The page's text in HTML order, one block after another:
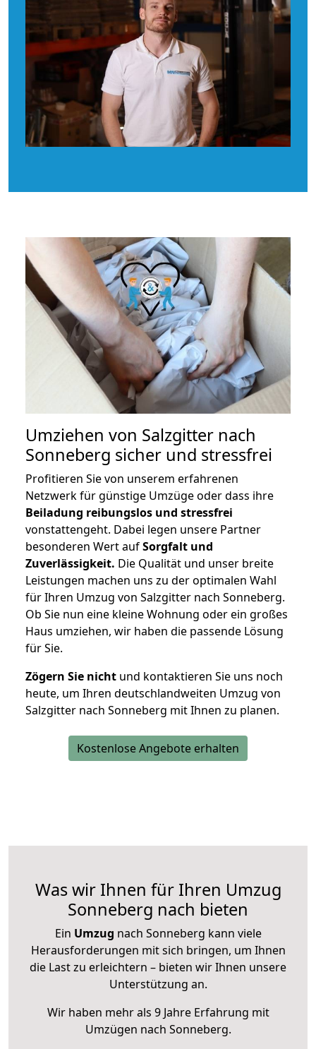
Umziehen von Salzgitter nach
Sonneberg sicher und stressfrei
Profitieren Sie von unserem erfahrenen
Netzwerk für günstige Umzüge oder dass ihre
Beiladung reibungslos und stressfrei
vonstattengeht. Dabei legen unsere Partner
besonderen Wert aufSorgfalt und
Zuverlässigkeit. Die Qualität und unser breite
Leistungen machen uns zu der optimalen Wahl
für Ihren Umzug von Salzgitter nach Sonneberg.
Ob Sie nun eine kleine Wohnung oder ein großes
Haus umziehen, wir haben die passende Lösung
für Sie.
Zögern Sie nicht und kontaktieren Sie uns noch
heute, um Ihren deutschlandweiten Umzug von
Salzgitter nach Sonneberg mit Ihnen zu planen.
Kostenlose Angebote erhalten
Was wir Ihnen für Ihren Umzug
Sonneberg nach bieten
Ein Umzug nach Sonneberg kann viele
Herausforderungen mit sich bringen, um Ihnen
die Last zu erleichtern – bieten wir Ihnen unsere
Unterstützung an.
Wir haben mehr als 9 Jahre Erfahrung mit
Umzügen nach Sonneberg.